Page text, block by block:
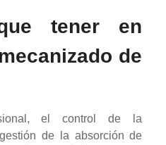
tener en
de
el control de la
de la absorción de